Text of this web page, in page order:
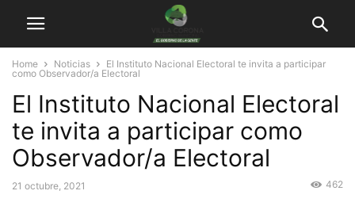
Home Noticias
El Instituto Nacional Electoral te invita a participar
como Observador/a Electoral
El Instituto Nacional Electoral
te invita a participar como
Observador/a Electoral
21 octubre, 2021 462